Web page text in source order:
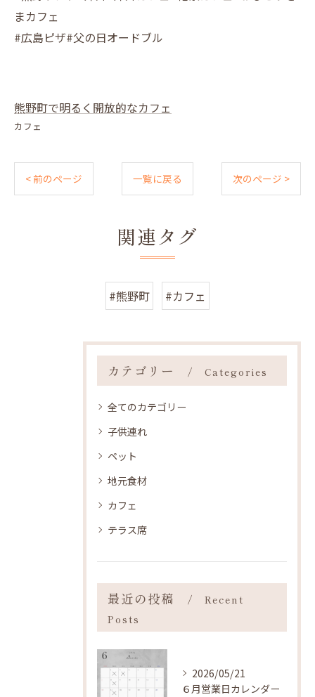
まカフェ
#広島ピザ#父の日オードブル
熊野町で明るく開放的なカフェ
カフェ
< 前のページ 一覧に戻る 次のページ >
関連タグ
#熊野町 #カフェ
カテゴリー Categories
全てのカテゴリー
子供連れ
ペット
地元食材
カフェ
テラス席
最近の投稿
Recent
Posts
2026/05/21
６月営業日カレンダー